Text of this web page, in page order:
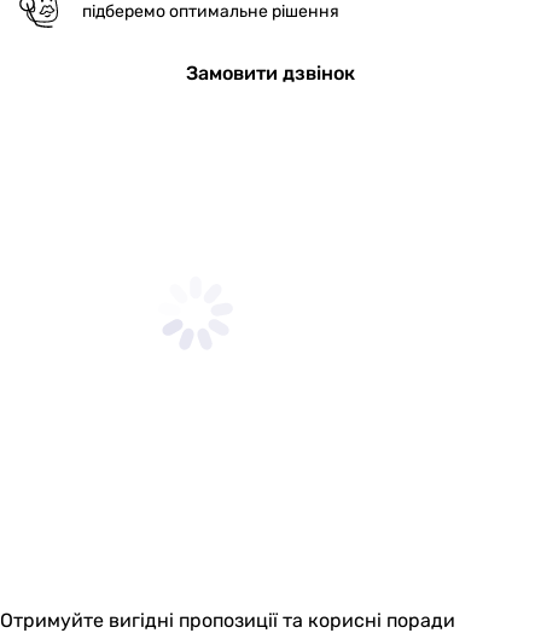
підберемо оптимальне рішення
Замовити дзвінок
Отримуйте вигідні пропозиції та корисні поради